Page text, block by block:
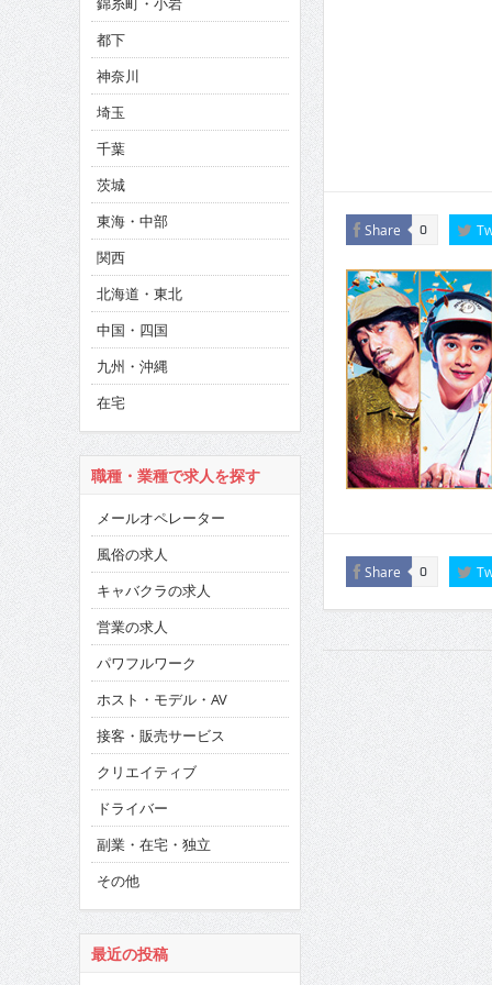
CINEMA×STYLE 286号
CINEMA×STYLE 285号
CINEMA×STYLE 294号
Share 0
Share 0
都下
神奈川
埼玉
千葉
茨城
東海・中部
関西
北海道・東北
中国・四国
九州・沖縄
在宅
職種・業種で求人を探す
メールオペレーター
風俗の求人
キャバクラの求人
営業の求人
パワフルワーク
ホスト・モデル・AV
接客・販売サービス
クリエイティブ
ドライバー
副業・在宅・独立
その他
最近の投稿